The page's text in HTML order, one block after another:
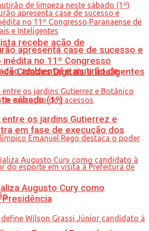
recebe ação de
ambiental e mutirão de
sábado (1º)
apresenta case de sucesso e
no 11º Congresso
de Cidades Digitais e Inteligentes
os jardins Gutierrez e
em fase de execução dos
Augusto Cury como